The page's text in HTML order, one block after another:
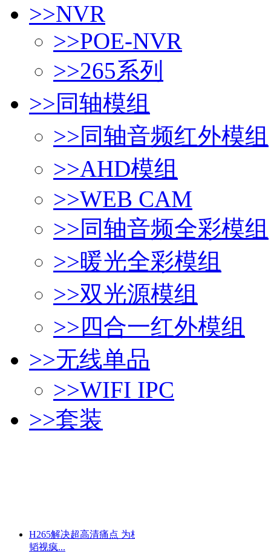
>>NVR
>>POE-NVR
>>265系列
>>同轴模组
>>同轴音频红外模组
>>AHD模组
>>WEB CAM
>>同轴音频全彩模组
>>暖光全彩模组
>>双光源模组
>>四合一红外模组
>>无线单品
>>WIFI IPC
>>套装
H265解决超高清痛点 为杭州
韬视疯...